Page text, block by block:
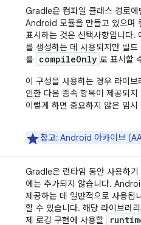
Gradle은 컴파일 클래스 경로
Android 모듈을 만들고 있으며
표시하는 것은 선택사항입니다.
를 생성하는 데 사용되지만 빌
를 compileOnly 로 표시할
이 구성을 사용하는 경우 라이
인한 다음 종속 항목이 제공되
이렇게 하면 중요하지 않은 임
참고: Android 아카이브
Gradle은 런타임 동안 사용하
에는 추가되지 않습니다.
제공하는 데 일반적으로 사용됩
할 수 있습니다. 해당 라이브러
제 로깅 구현에 사용할